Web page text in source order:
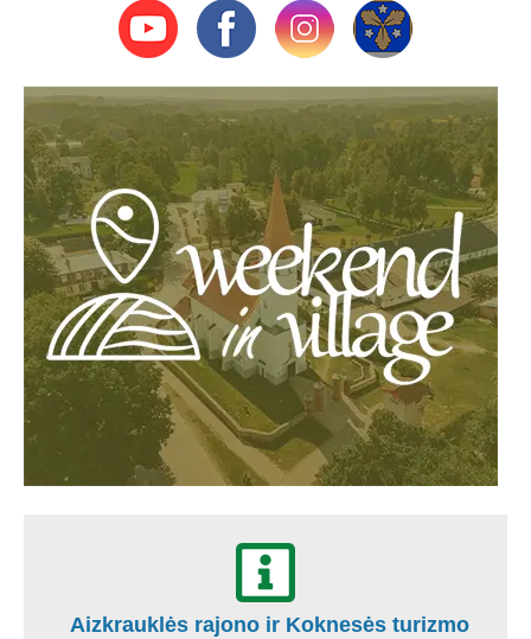
Aizkrauklės rajono ir Koknesės turizmo